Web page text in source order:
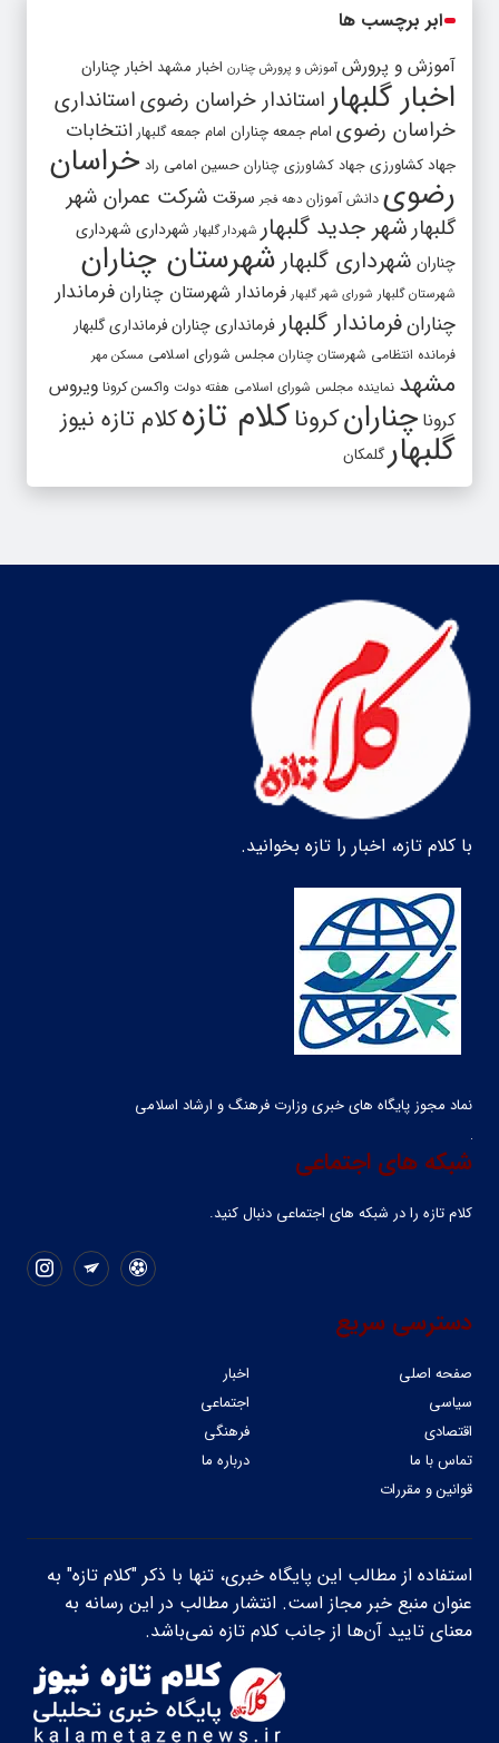
ابر برچسب ها
آموزش و پرورش آموزش و پرورش چنارن اخبار مشهد اخبار چناران
اخبار گلبهار استاندار خراسان رضویاستانداری
خراسان رضوی امام جمعه چناران امام جمعه گلبهار انتخابات
جهاد کشاورزی جهاد کشاورزی چناران حسین امامی راد خراسان
رضوی دانش آموزان دهه فجر سرقت شرکت عمران شهر
گلبهارشهر جدید گلبهار شهردار گلبهار شهرداری شهرداری
چناران شهرداری گلبهار شهرستان چناران
شهرستان گلبهار شورای شهر گلبهار فرماندار شهرستان چناران فرماندار
چنارانفرماندار گلبهار فرمانداری چنارانفرمانداری گلبهار
فرمانده انتظامی شهرستان چناران مجلس شورای اسلامی مسکن مهر
مشهد نماینده مجلس شورای اسلامی هفته دولت واکسن کرونا ویروس
کرونا چنارانکروناکلام تازهکلام تازه نیوز
گلبهارگلمکان
با کلام تازه، اخبار را تازه بخوانید.
نماد مجوز پایگاه های خبری وزارت فرهنگ و ارشاد اسلامی
شبکه های اجتماعی
کلام تازه را در شبکه ‌های اجتماعی دنبال کنید.
دسترسی سریع
صفحه اصلی
اخبار
سیاسی
اجتماعی
اقتصادی
فرهنگی
تماس با ما
درباره ما
قوانین و مقررات
استفاده از مطالب این پایگاه خبری، تنها با ذکر "کلام تازه" به
عنوان منبع خبر مجاز است. انتشار مطالب در این رسانه به
معنای تایید آن‌ها از جانب کلام تازه نمی‌باشد.